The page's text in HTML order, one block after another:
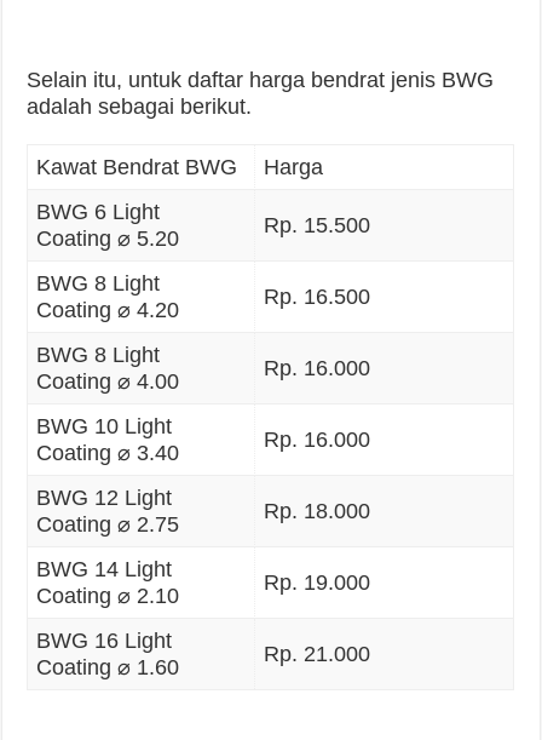
Selain itu, untuk daftar harga bendrat jenis BWG
adalah sebagai berikut.
Kawat Bendrat BWG
Harga
BWG 6 Light
Coating ⌀ 5.20
Rp. 15.500
BWG 8 Light
Coating ⌀ 4.20
Rp. 16.500
BWG 8 Light
Coating ⌀ 4.00
Rp. 16.000
BWG 10 Light
Coating ⌀ 3.40
Rp. 16.000
BWG 12 Light
Coating ⌀ 2.75
Rp. 18.000
BWG 14 Light
Coating ⌀ 2.10
Rp. 19.000
BWG 16 Light
Coating ⌀ 1.60
Rp. 21.000